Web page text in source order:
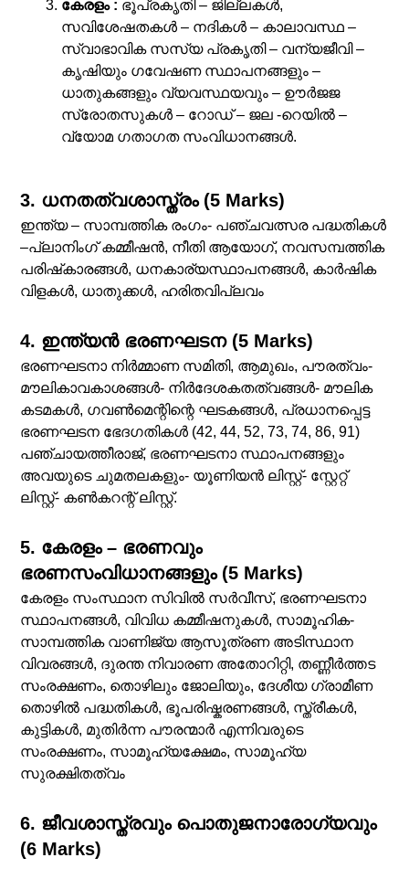
കേരളം : ഭൂപ്രകൃതി – ജില്ലകള്‍,
സവിശേഷതകള്‍ – നദികള്‍ – കാലാവസ്ഥ –
സ്വാഭാവിക സസ്യ പ്രകൃതി – വന്യജീവി –
കൃഷിയും ഗവേഷണ സ്ഥാപനങ്ങളും –
ധാതുകങ്ങളും വ്യവസ്ഥയവും – ഊർജജ
സ്രോതസുകൾ – റോഡ്‌ – ജല -റെയില്‍ –
വ്യോമ ഗതാഗത സംവിധാനങ്ങള്‍.
3. ധനതത്വശാസ്ത്രം (5 Marks)
ഇന്ത്യ – സാമ്പത്തിക രംഗം- പഞ്ചവത്സര പദ്ധതികള്‍
–പ്ലാനിംഗ് കമ്മീഷൻ, നീതി ആയോഗ്, നവസമ്പത്തിക
പരിഷ്‌കാരങ്ങൾ, ധനകാര്യസ്ഥാപനങ്ങൾ, കാർഷിക
വിളകൾ, ധാതുക്കൾ, ഹരിതവിപ്ലവം
4. ഇന്ത്യൻ ഭരണഘടന (5 Marks)
ഭരണഘടനാ നിർമ്മാണ സമിതി, ആമുഖം, പൗരത്വം-
മൗലികാവകാശങ്ങൾ- നിർദേശകതത്വങ്ങൾ- മൗലിക
കടമകൾ, ഗവൺമെന്റിന്റെ ഘടകങ്ങൾ, പ്രധാനപ്പെട്ട
ഭരണഘടന ഭേദഗതികൾ (42, 44, 52, 73, 74, 86, 91)
പഞ്ചായത്തീരാജ്, ഭരണഘടനാ സ്ഥാപനങ്ങളും
അവയുടെ ചുമതലകളും- യൂണിയൻ ലിസ്റ്റ്- സ്റ്റേറ്റ്
ലിസ്റ്റ്- കൺകറന്റ് ലിസ്റ്റ്.
5. കേരളം – ഭരണവും
ഭരണസംവിധാനങ്ങളും (5 Marks)
കേരളം സംസ്ഥാന സിവിൽ സർവീസ്, ഭരണഘടനാ
സ്ഥാപനങ്ങൾ, വിവിധ കമ്മീഷനുകൾ, സാമൂഹിക-
സാമ്പത്തിക വാണിജ്യ ആസൂത്രണ അടിസ്ഥാന
വിവരങ്ങൾ, ദുരന്ത നിവാരണ അതോറിറ്റി, തണ്ണീർത്തട
സംരക്ഷണം, തൊഴിലും ജോലിയും, ദേശീയ ഗ്രാമീണ
തൊഴിൽ പദ്ധതികൾ, ഭൂപരിഷ്കരണങ്ങൾ, സ്ത്രീകൾ,
കുട്ടികൾ, മുതിർന്ന പൗരന്മാർ എന്നിവരുടെ
സംരക്ഷണം, സാമൂഹ്യക്ഷേമം, സാമൂഹ്യ
സുരക്ഷിതത്വം
6. ജീവശാസ്ത്രവും പൊതുജനാരോഗ്യവും
(6 Marks)